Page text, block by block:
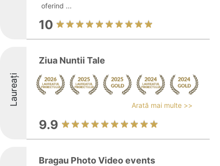
oferind ...
10
Laureați
Ziua Nuntii Tale
Arată mai multe >>
9.9
Bragau Photo Video events